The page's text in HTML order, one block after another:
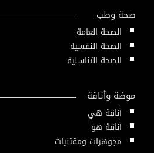
صحة وطب
الصحة العامة
الصحة النفسية
الصحة التناسلية
موضة وأناقة
أناقة هي
أناقة هو
مجوهرات ومقتنيات